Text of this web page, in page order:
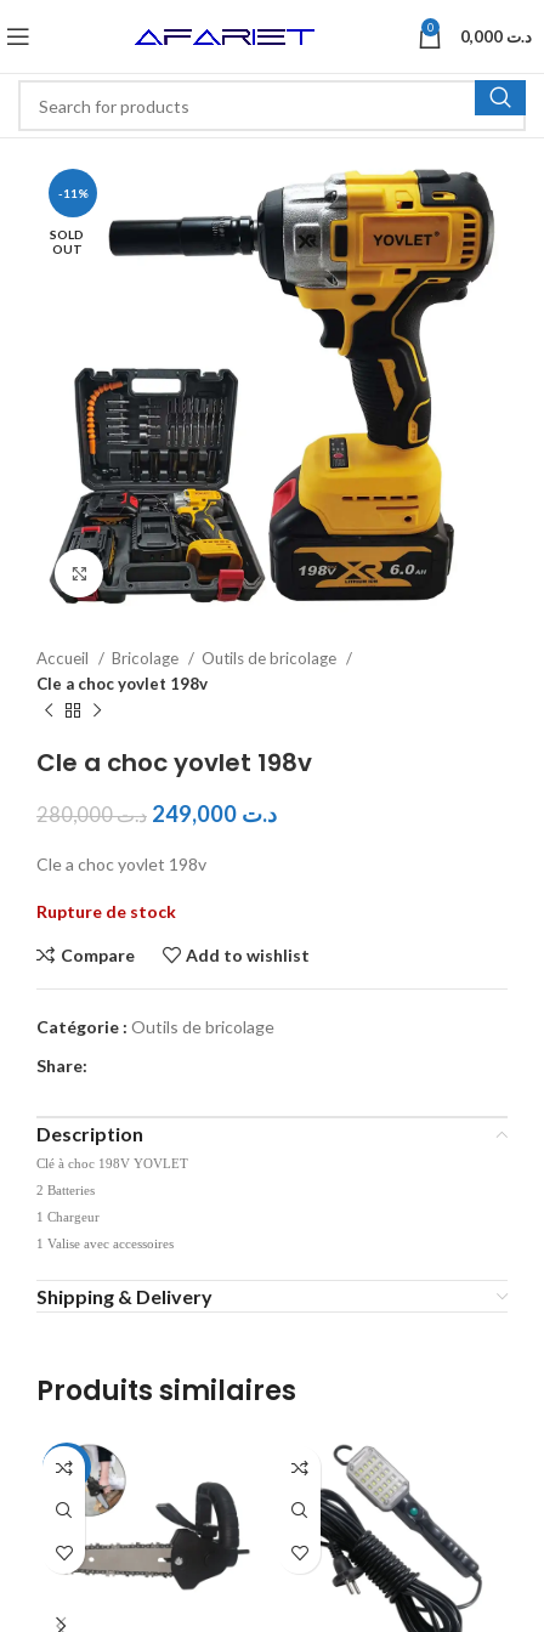
0 د.ت
-11%
SOLD
OUT
Click to enlarge
Accueil Bricolage
Outils de bricolage
Cle a choc yovlet 198v
Cle a choc yovlet 198v
د.ت280,000 د.ت
Cle a choc yovlet 198v
Rupture de stock
Compare Add to wishlist
Catégorie : Outils de bricolage
Share:
Description
Clé à choc 198V YOVLET
2 Batteries
1 Chargeur
1 Valise avec accessoires
Shipping & Delivery
Produits similaires
-37%